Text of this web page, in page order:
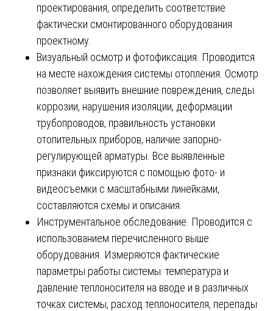
проектирования, определить соответствие
фактически смонтированного оборудования
проектному.
Визуальный осмотр и фотофиксация. Проводится
на месте нахождения системы отопления. Осмотр
позволяет выявить внешние повреждения, следы
коррозии, нарушения изоляции, деформации
трубопроводов, правильность установки
отопительных приборов, наличие запорно-
регулирующей арматуры. Все выявленные
признаки фиксируются с помощью фото- и
видеосъемки с масштабными линейками,
составляются схемы и описания.
Инструментальное обследование. Проводится с
использованием перечисленного выше
оборудования. Измеряются фактические
параметры работы системы: температура и
давление теплоносителя на вводе и в различных
точках системы, расход теплоносителя, перепады